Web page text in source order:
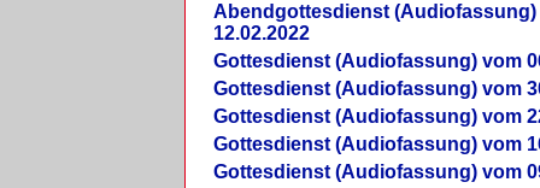
Abendgottesdienst (Audiofassung)
12.02.2022
Gottesdienst (Audiofassung) vom
Gottesdienst (Audiofassung) vom
Gottesdienst (Audiofassung) vom
Gottesdienst (Audiofassung) vom
Gottesdienst (Audiofassung) vom